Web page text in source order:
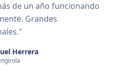
de un año funcionando
Grandes
"
Herrera